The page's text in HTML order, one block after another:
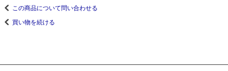
この商品について問い合わせる
買い物を続ける